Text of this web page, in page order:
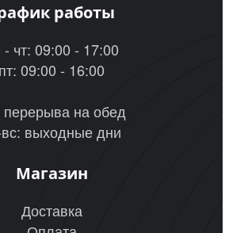
работы
- чт: 09:00 - 17:00
пт: 09:00 - 16:00
перерыва на обед
выходные дни
Магазин
Доставка